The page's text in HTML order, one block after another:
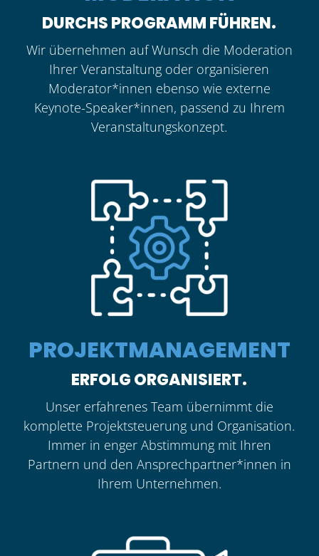
DURCHS PROGRAMM FÜHREN.
Wir übernehmen auf Wunsch die Moderation
Ihrer Veranstaltung oder organisieren
Moderator*innen ebenso wie externe
Keynote-Speaker*innen, passend zu Ihrem
Veranstaltungskonzept.
PROJEKTMANAGEMENT
ERFOLG ORGANISIERT.
Unser erfahrenes Team übernimmt die
komplette Projektsteuerung und Organisation.
Immer in enger Abstimmung mit Ihren
Partnern und den Ansprechpartner*innen in
Ihrem Unternehmen.